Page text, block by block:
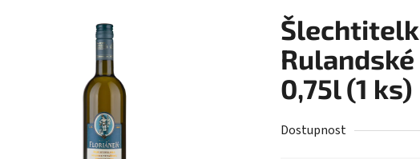
0,75l (1 ks)
Dostupnost